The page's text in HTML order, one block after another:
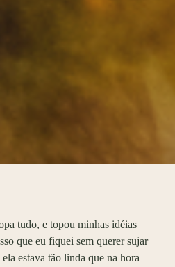
tudo, e topou minhas idéias
que eu fiquei sem querer sujar
estava tão linda que na hora